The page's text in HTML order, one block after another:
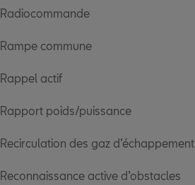
Radiocommande
Rampe commune
Rappel actif
Rapport poids/puissance
Recirculation des gaz d’échappement
Reconnaissance active d’obstacles